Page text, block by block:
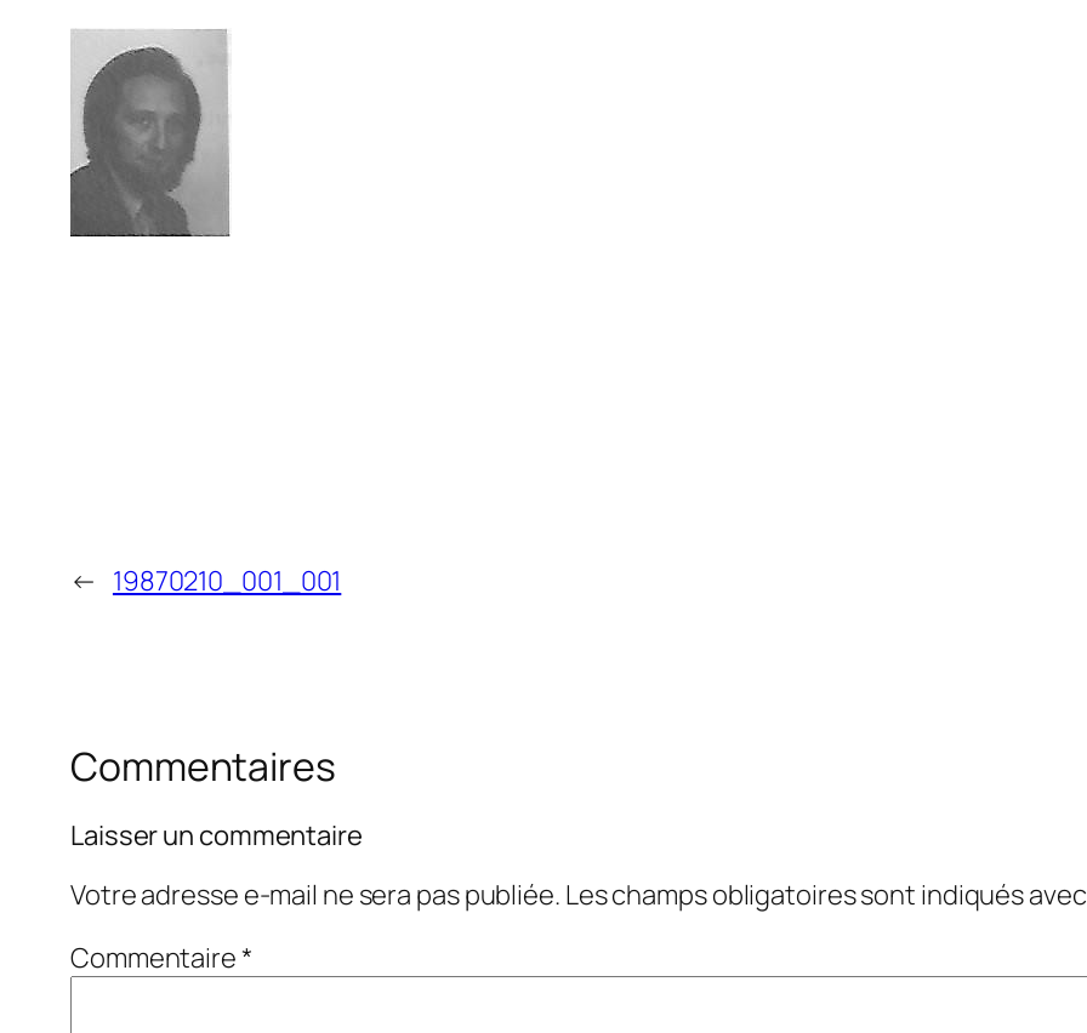
← 19870210_001_001
Commentaires
Laisser un commentaire
Votre adresse e-mail ne sera pas publiée. Les champs obligatoires sont indiqués
Commentaire*